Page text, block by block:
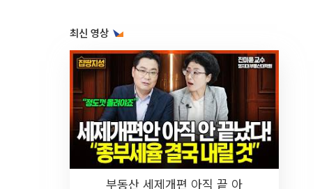
최신 영상
부동산 세제개편 아직 끝 아